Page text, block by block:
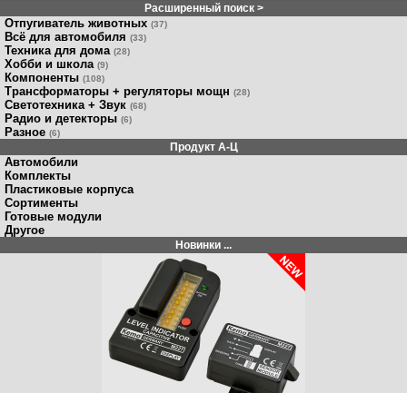
Расширенный поиск >
Отпугиватель животных (37)
Всё для автомобиля (33)
Техника для дома (28)
Хобби и школа (9)
Компоненты (108)
Трансформаторы + регуляторы мощн (28)
Светотехника + Звук (68)
Радио и детекторы (6)
Разное (6)
Продукт A-Ц
Автомобили
Комплекты
Пластиковые корпуса
Сортименты
Готовые модули
Другое
Новинки ...